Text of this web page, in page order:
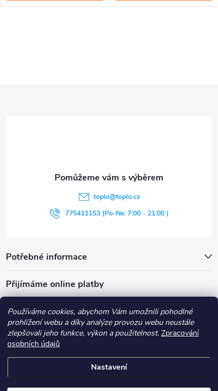
Používáme cookies, abychom Vám umožnili pohodlné
prohlížení webu a díky analýze provozu webu neustále
zlepšovali jeho funkce, výkon a použitelnost. Zpracování
osobních údajů
Nastavení
Potřebné informace
Přijímáme online platby
toplo@toplo.cz
775411153 (Po-Ne: 7:00 - 21:00 )
Obchodní podmínky Průvodce nákupem
Kontakt
Copyright 2026Toplo. Všechna práva vyhrazena.